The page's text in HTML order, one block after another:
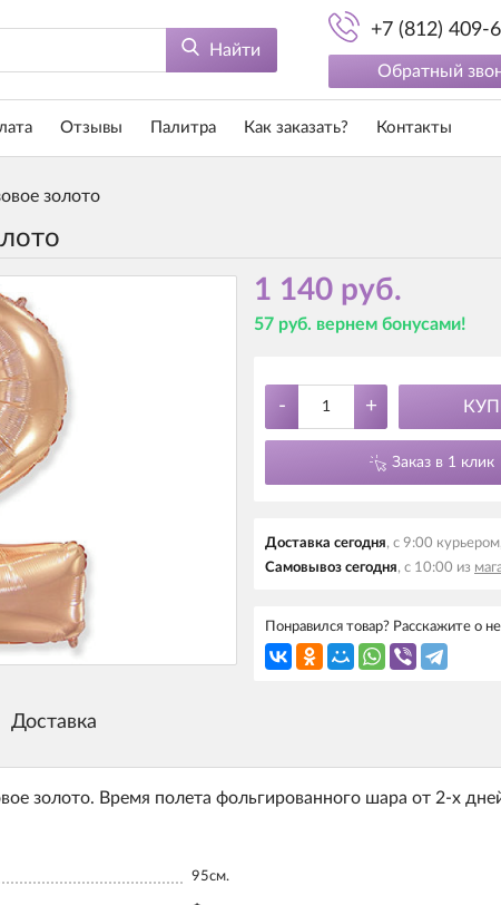
Найти
+7 (812) 409-
Обратный
Отзывы Палитра Как заказать? Контакты
золото
1 140 руб.
57 руб. вернем бонусами!
- +
Заказ в 1 клик
Доставка сегодня, с 9:00
Самовывоз сегодня, с 10:00 из
Понравился товар? Расскажите о
Доставка
золото. Время полета фольгированного шара от 2-х
95см.